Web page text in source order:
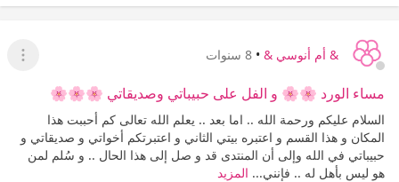
& أم أنوسي & • 8 سنوات
عرض
مساء الورد 🌸🌸 و الفل على حبيباتي وصديقاتي 🌸🌸🌸
السلام عليكم ورحمة الله .. اما بعد .. يعلم الله تعالى كم أحببت هذا
المكان و هذا القسم و اعتبره بيتي الثاني و اعتبرتكم أخواتي و صديقاتي و
حبيباتي في الله وإلى أن المنتدى قد و صل إلى هذا الحال .. و سُلم لمن
هو ليس بأهل له .. فإنني... المزيد